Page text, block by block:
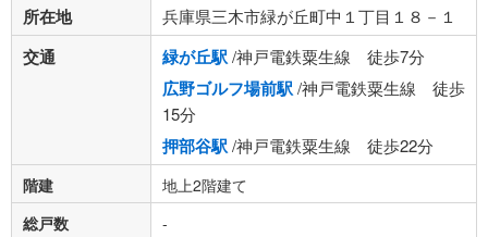
所在地 兵庫県三木市緑が丘町中１丁目１８－１
交通 緑が丘駅/神戸電鉄粟生線 徒歩7分
広野ゴルフ場前駅/神戸電鉄粟生線 徒歩
15分
押部谷駅/神戸電鉄粟生線 徒歩22分
階建
地上2階建て
総戸数
-